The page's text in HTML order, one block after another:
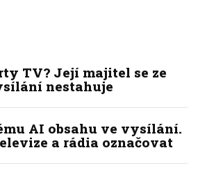
TV? Její majitel se ze
nestahuje
AI obsahu ve vysílání.
a rádia označovat